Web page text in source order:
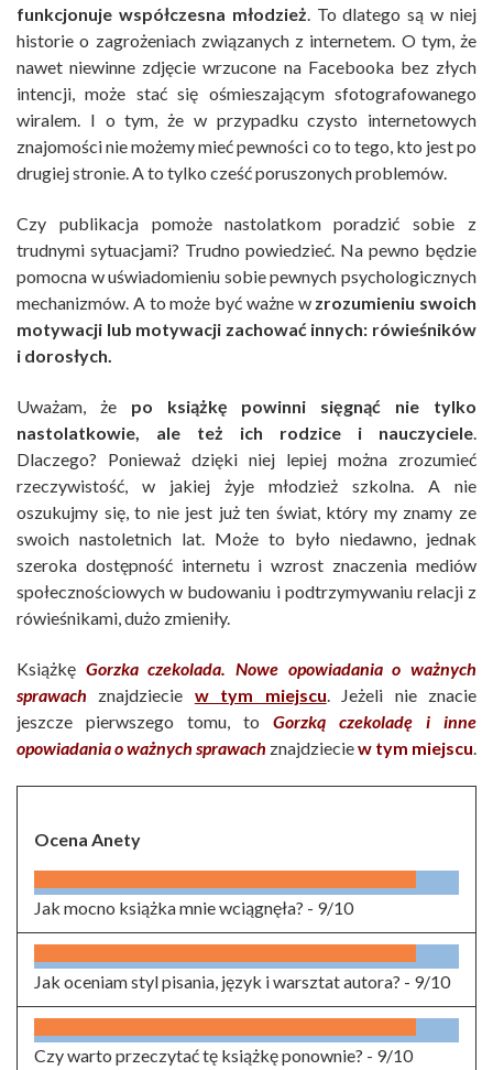
funkcjonuje współczesna młodzież. To dlatego są w niej
historie o zagrożeniach związanych z internetem. O tym, że
nawet niewinne zdjęcie wrzucone na Facebooka bez złych
intencji, może stać się ośmieszającym sfotografowanego
wiralem. I o tym, że w przypadku czysto internetowych
znajomości nie możemy mieć pewności co to tego, kto jest po
drugiej stronie. A to tylko cześć poruszonych problemów.
Czy publikacja pomoże nastolatkom poradzić sobie z
trudnymi sytuacjami? Trudno powiedzieć. Na pewno będzie
pomocna w uświadomieniu sobie pewnych psychologicznych
mechanizmów. A to może być ważne w zrozumieniu swoich
motywacji lub motywacji zachować innych: rówieśników
i dorosłych.
Uważam, że po książkę powinni sięgnąć nie tylko
nastolatkowie, ale też ich rodzice i nauczyciele.
Dlaczego? Ponieważ dzięki niej lepiej można zrozumieć
rzeczywistość, w jakiej żyje młodzież szkolna. A nie
oszukujmy się, to nie jest już ten świat, który my znamy ze
swoich nastoletnich lat. Może to było niedawno, jednak
szeroka dostępność internetu i wzrost znaczenia mediów
społecznościowych w budowaniu i podtrzymywaniu relacji z
rówieśnikami, dużo zmieniły.
Książkę Gorzka czekolada. Nowe opowiadania o ważnych
sprawach znajdziecie w tym miejscu. Jeżeli nie znacie
jeszcze pierwszego tomu, to Gorzką czekoladę i inne
opowiadania o ważnych sprawach znajdzieciew tym miejscu.
Ocena Anety
Jak mocno książka mnie wciągnęła? - 9/10
Jak oceniam styl pisania, język i warsztat autora? - 9/10
Czy warto przeczytać tę książkę ponownie? - 9/10